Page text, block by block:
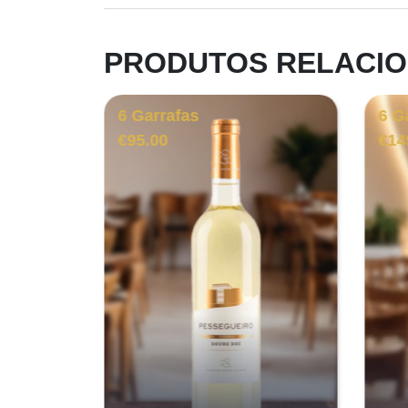
PRODUTOS
6 Garrafas
€95.00
6
€